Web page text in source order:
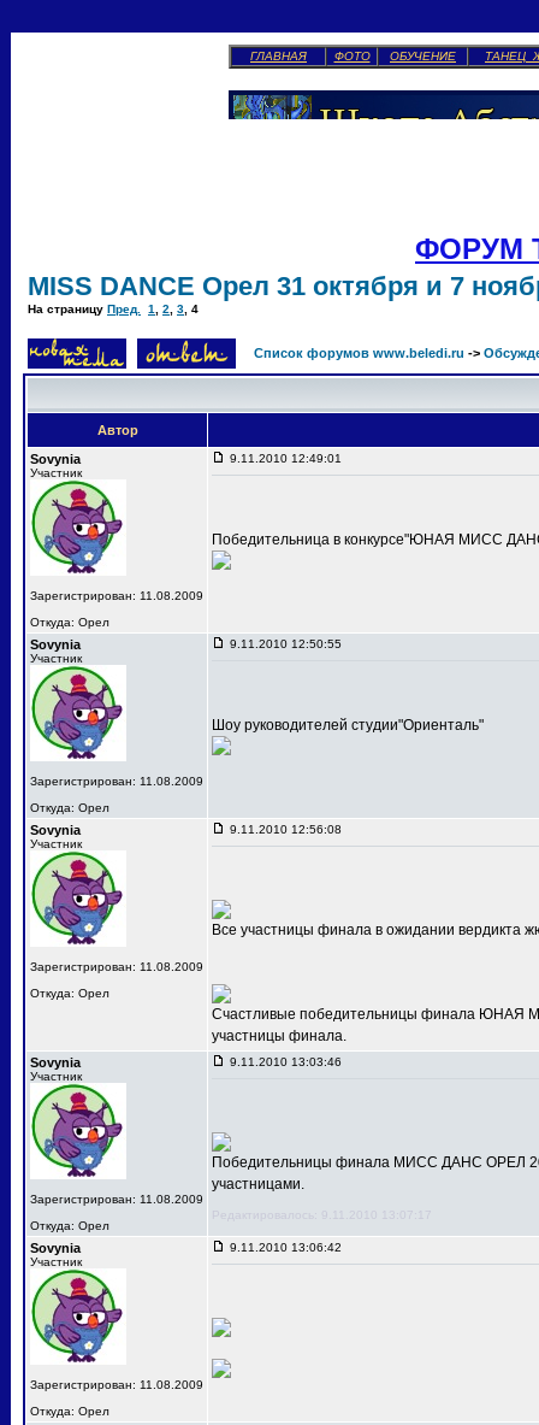
ГЛАВНАЯ ФОТО ОБУЧЕНИЕ ТАНЕЦ
ФОРУМ
MISS DANCE Орел 31 октября и 7
На страницу Пред. 1 2 3 4
Список форумов www.beledi.ru ->
Автор
Sovynia
Участник
Зарегистрирован: 11.08.2009
Откуда: Орел
9.11.2010 12:49:01
Победительница в конкурсе"ЮНАЯ МИСС
Sovynia
Участник
Зарегистрирован: 11.08.2009
Откуда: Орел
9.11.2010 12:50:55
Шоу руководителей студии"Ориенталь"
Sovynia
Участник
Зарегистрирован: 11.08.2009
Откуда: Орел
9.11.2010 12:56:08
Все участницы финала в ожидании вердикта
Счастливые победительницы финала ЮНАЯ
участницы финала.
Sovynia
Участник
Зарегистрирован: 11.08.2009
Откуда: Орел
9.11.2010 13:03:46
Победительницы финала МИСС ДАНС ОРЕЛ
участницами.
Редактировалось: 9.11.2010 13:07:17
Sovynia
Участник
Зарегистрирован: 11.08.2009
Откуда: Орел
9.11.2010 13:06:42